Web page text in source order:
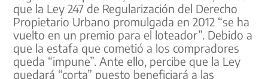
que la Ley 247 de Regularización del Derecho
Propietario Urbano promulgada en 2012 “se ha
vuelto en un premio para el loteador”. Debido a
que la estafa que cometió a los compradores
queda “impune”. Ante ello, percibe que la Ley
quedará “corta” puesto beneficiará a las